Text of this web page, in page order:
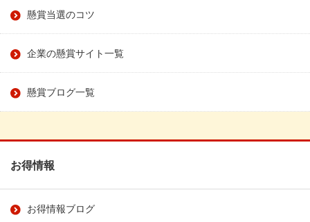
懸賞当選のコツ
企業の懸賞サイト一覧
懸賞ブログ一覧
お得情報
お得情報ブログ